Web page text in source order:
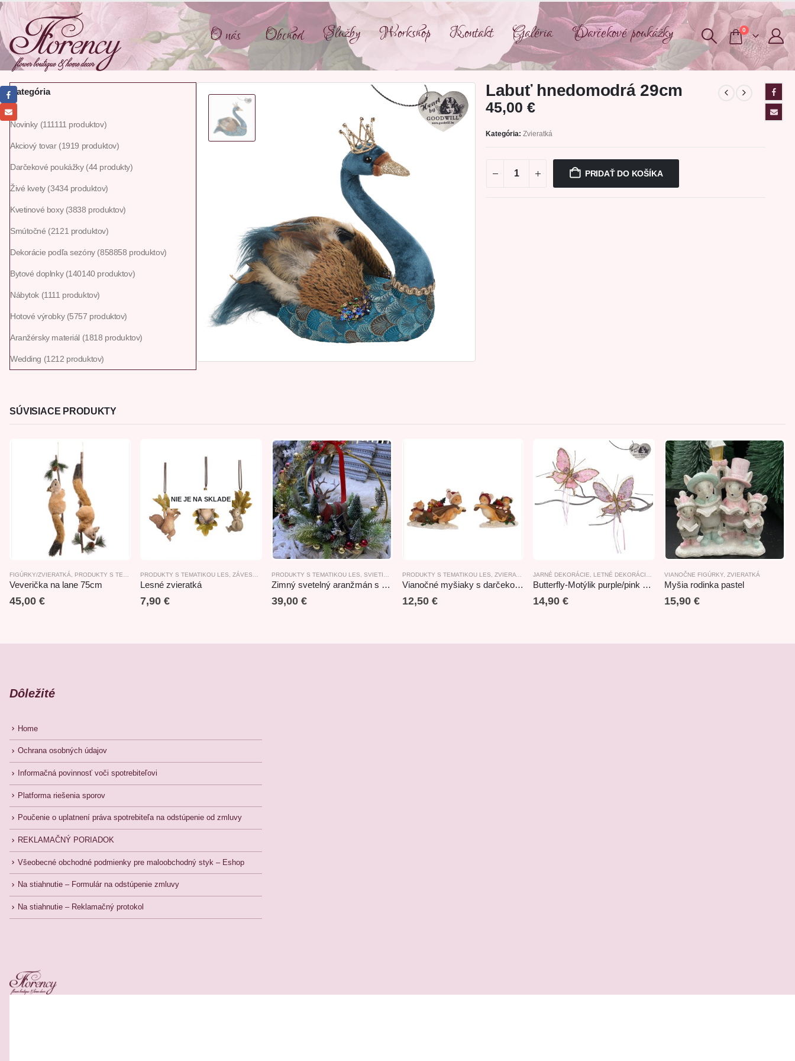
O nás Obchod Služby Workshop Kontakt Galéria Darčekové poukážky 0
Labuť hnedomodrá 29cm
45,00 €
Kategória: Zvieratká
PRIDAŤ DO KOŠÍKA
Kategória
Novinky 111111 produktov
Akciový tovar 1919 produktov
Darčekové poukážky 44 produkty
Živé kvety 3434 produktov
Kvetinové boxy 3838 produktov
Smútočné 21 21 produktov
Dekorácie podľa sezóny 858858 produktov
Bytové doplnky 140140 produktov
Nábytok 1111 produktov
Hotové výrobky 5757 produktov
Aranžérsky materiál 1818 produktov
Wedding 1212 produktov
SÚVISIACE PRODUKTY
FIGÚRKY/ZVIERATKÁ, PRODUKTY S TEMATIKOU LES ,ZVIERATKÁ
Veverička na lane 75cm
45,00 €
NIE JE NA SKLADE
PRODUKTY S TEMATIKOU LES,ZÁVESNÉ DEKORÁCIE ,ZVIERATKÁ
Lesné zvieratká
7,90€
PRODUKTY S TEMATIKOU LES, SVIETIACE A HRACIE DEKORÁCIE , VIANOČNÉ ARANŽMÁNY,ZVIERATKÁ
Zimný svetelný aranžmán s sobom II. 42x21x33cm
39,00 €
PRODUKTY S TEMATIKOU LES, ZVIERATKÁ
Vianočné myšiaky s darčekovým batohom 12cm
12,50 €
JARNÉ DEKORÁCIE, LETNÉ DEKORÁCIE , NOVINKY,PRODUKTY S TEMATIKOU LES
Butterfly-Motýlik purple/pink 18cm
14,90€
VIANOČNE FIGÚRKY, ZVIERATKÁ
Myšia rodinka pastel
15,90 €
Dôležité
Home
Ochrana osobných údajov
Informačná povinnosť voči spotrebiteľovi
Platforma riešenia sporov
Poučenie o uplatnení práva spotrebiteľa na odstúpenie od zmluvy
REKLAMAČNÝ PORIADOK
Všeobecné obchodné podmienky pre maloobchodný styk – Eshop
Na stiahnutie – Formulár na odstúpenie zmluvy
Na stiahnutie – Reklamačný protokol